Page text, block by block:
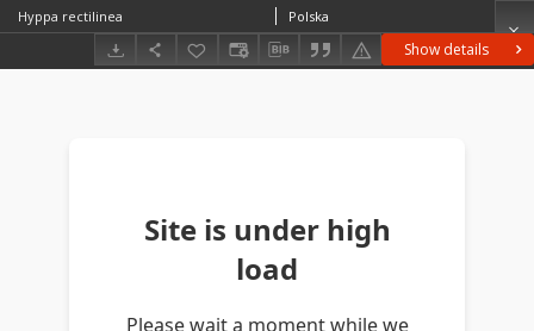
Show details
Hyppa rectilinea Polska